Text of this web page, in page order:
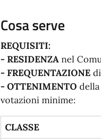
Cosa serve
REQUISITI:
- RESIDENZAnel
- FREQUENTAZIONEdi
- OTTENIMENTOdella
votazioni minime:
CLASSE